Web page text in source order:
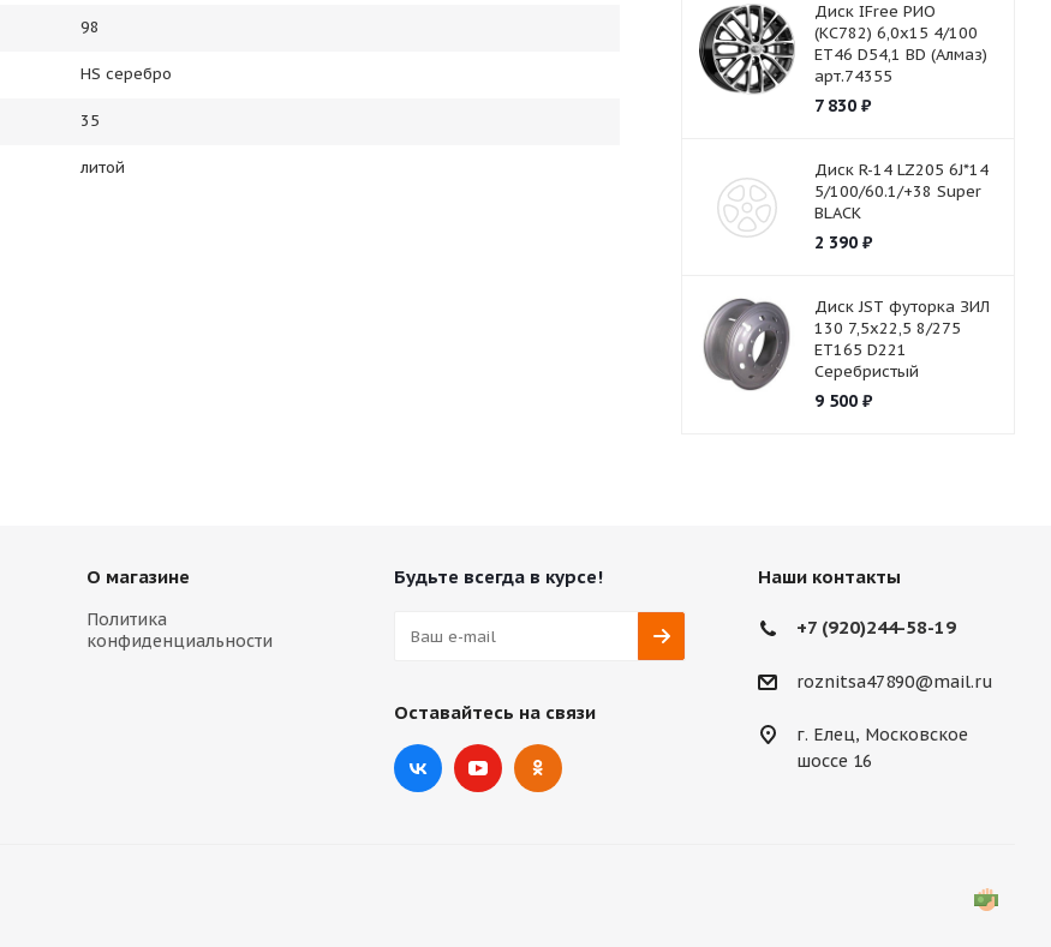
98
HS серебро
35
литой
Диск IFree РИО
(КС782) 6,0х15 4/100
ET46 D54,1 BD (Алмаз)
арт.74355
7 830₽
Диск R-14 LZ205 6J*14
5/100/60.1/+38 Super
BLACK
2 390₽
Диск JST футорка ЗИЛ
130 7,5х22,5 8/275
ET165 D221
Серебристый
9 500₽
О магазине
Политика
конфиденциальности
Будьте всегда в курсе!
Оставайтесь на связи
Наши контакты
+7 (920)244-58-19
roznitsa47890@mail.ru
г. Елец, Московское
шоссе 16